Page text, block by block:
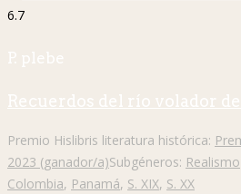
6.7
P. plebe
Recuerdos del río volador
Premio Hislibris literatura histórica:
2023 (ganador/a)Subgéneros: Realismo
Colombia, Panamá, S. XIX, S. XX